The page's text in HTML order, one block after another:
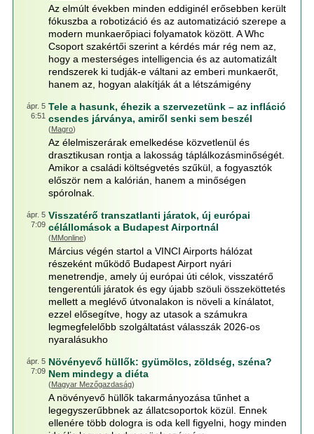
Az elmúlt években minden eddiginél erősebben került
fókuszba a robotizáció és az automatizáció szerepe a
modern munkaerőpiaci folyamatok között. A Whc
Csoport szakértői szerint a kérdés már rég nem az,
hogy a mesterséges intelligencia és az automatizált
rendszerek ki tudják-e váltani az emberi munkaerőt,
hanem az, hogyan alakítják át a létszámigény
ápr. 5
6:51
Tele a hasunk, éhezik a szervezetünk – az infláció
csendes járványa, amiről senki sem beszél
(Magro)
Az élelmiszerárak emelkedése közvetlenül és
drasztikusan rontja a lakosság táplálkozásminőségét.
Amikor a családi költségvetés szűkül, a fogyasztók
először nem a kalórián, hanem a minőségen
spórolnak.
ápr. 5
7:09
Visszatérő transzatlanti járatok, új európai
célállomások a Budapest Airportnál
(MMonline)
Március végén startol a VINCI Airports hálózat
részeként működő Budapest Airport nyári
menetrendje, amely új európai úti célok, visszatérő
tengerentúli járatok és egy újabb szöuli összeköttetés
mellett a meglévő útvonalakon is növeli a kínálatot,
ezzel elősegítve, hogy az utasok a számukra
legmegfelelőbb szolgáltatást válasszák 2026-os
nyaralásukho
ápr. 5
7:09
Növényevő hüllők: gyümölcs, zöldség, széna?
Nem mindegy a diéta
(Magyar Mezőgazdaság)
A növényevő hüllők takarmányozása tűnhet a
legegyszerűbbnek az állatcsoportok közül. Ennek
ellenére több dologra is oda kell figyelni, hogy minden